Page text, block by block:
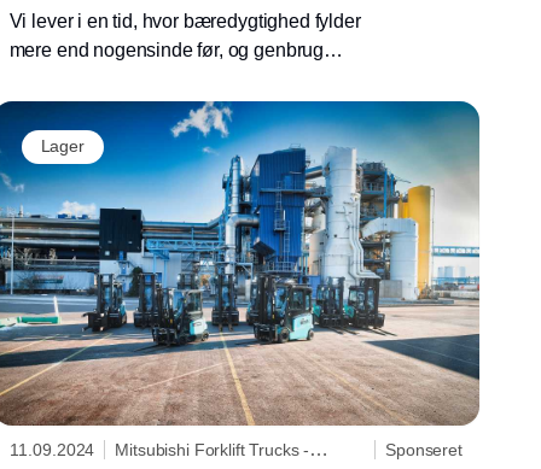
Vi lever i en tid, hvor bæredygtighed fylder
mere end nogensinde før, og genbrug
At købe brugt kan også være relevant, når
man er på udkig efter en truck. Genbrug af en
truck er ikke blot en økonomisk fordelagtig
beslutning, men også et bidrag til at mindske
miljøpåvirkningen.
Lager
11.09.2024
Mitsubishi Forklift Trucks -
Sponseret